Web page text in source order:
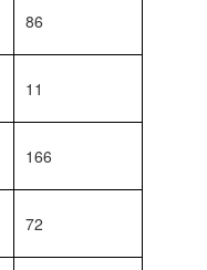
86
11
166
72